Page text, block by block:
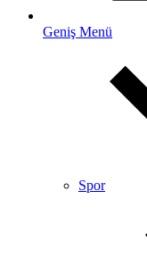
Geniş Menü
Spor